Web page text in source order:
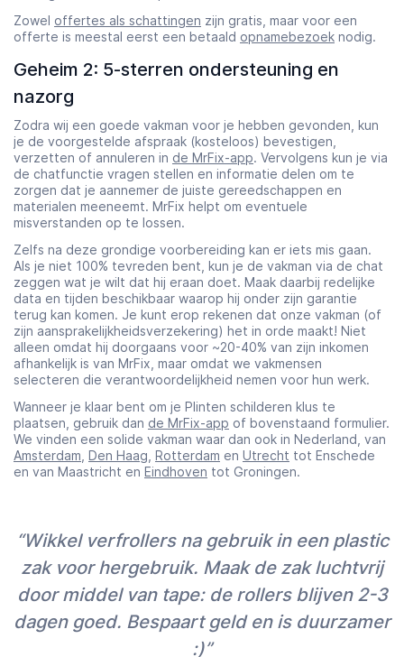
Zowel offertes als schattingen zijn gratis, maar voor een
offerte is meestal eerst een betaald opnamebezoek nodig.
Geheim 2: 5-sterren ondersteuning en
nazorg
Zodra wij een goede vakman voor je hebben gevonden, kun
je de voorgestelde afspraak (kosteloos) bevestigen,
verzetten of annuleren in de MrFix-app. Vervolgens kun je via
de chatfunctie vragen stellen en informatie delen om te
zorgen dat je aannemer de juiste gereedschappen en
materialen meeneemt. MrFix helpt om eventuele
misverstanden op te lossen.
Zelfs na deze grondige voorbereiding kan er iets mis gaan.
Als je niet 100% tevreden bent, kun je de vakman via de chat
zeggen wat je wilt dat hij eraan doet. Maak daarbij redelijke
data en tijden beschikbaar waarop hij onder zijn garantie
terug kan komen. Je kunt erop rekenen dat onze vakman (of
zijn aansprakelijkheidsverzekering) het in orde maakt! Niet
alleen omdat hij doorgaans voor ~20-40% van zijn inkomen
afhankelijk is van MrFix, maar omdat we vakmensen
selecteren die verantwoordelijkheid nemen voor hun werk.
Wanneer je klaar bent om je Plinten schilderen klus te
plaatsen, gebruik dan de MrFix-app of bovenstaand formulier.
We vinden een solide vakman waar dan ook in Nederland, van
Amsterdam Den Haag Rotterdam en Utrecht tot Enschede
en van Maastricht en Eindhoven tot Groningen.
“Wikkel verfrollers na gebruik in een plastic
zak voor hergebruik. Maak de zak luchtvrij
door middel van tape: de rollers blijven 2-3
dagen goed. Bespaart geld en is duurzamer
:)”